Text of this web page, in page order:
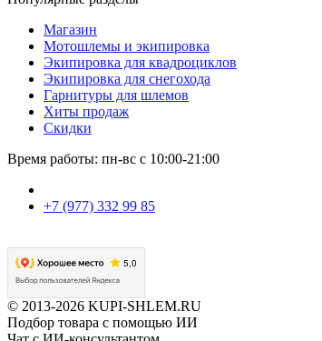
Магазин
Мотошлемы и экипировка
Экипировка для квадроциклов
Экипировка для снегохода
Гарнитуры для шлемов
Хиты продаж
Скидки
Время работы: пн-вс с 10:00-21:00
+7 (977) 332 99 85
© 2013-2026 KUPI-SHLEM.RU
Подбор товара с помощью ИИ